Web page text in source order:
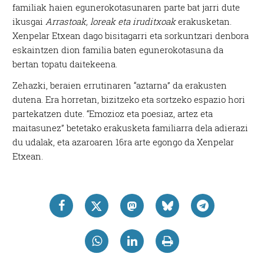
familiak haien egunerokotasunaren parte bat jarri dute
ikusgaiArrastoak, loreak eta iruditxoakerakusketan.
Xenpelar Etxean dago bisitagarri eta sorkuntzari denbora
eskaintzen dion familia baten egunerokotasuna da
bertan topatu daitekeena.
Zehazki, beraien errutinaren “aztarna” da erakusten
dutena. Era horretan, bizitzeko eta sortzeko espazio hori
partekatzen dute. “Emozioz eta poesiaz, artez eta
maitasunez” betetako erakusketa familiarra dela adierazi
du udalak, eta azaroaren 16ra arte egongo da Xenpelar
Etxean.